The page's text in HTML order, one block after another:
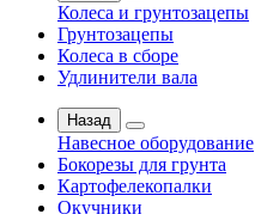
Колеса и грунтозацепы
Грунтозацепы
Колеса в сборе
Удлинители вала
Назад
Навесное оборудование
Бокорезы для грунта
Картофелекопалки
Окучники